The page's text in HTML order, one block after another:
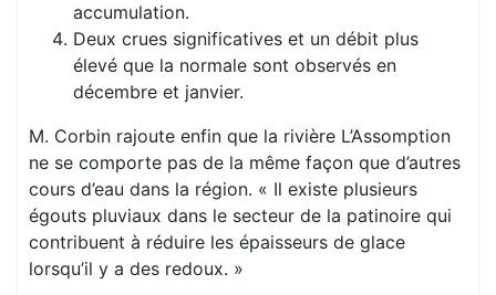
accumulation.
Deux crues significatives et un débit plus
élevé que la normale sont observés en
décembre et janvier.
M. Corbin rajoute enfin que la rivière L’Assomption
ne se comporte pas de la même façon que d’autres
cours d’eau dans la région. « Il existe plusieurs
égouts pluviaux dans le secteur de la patinoire qui
contribuent à réduire les épaisseurs de glace
lorsqu’il y a des redoux. »